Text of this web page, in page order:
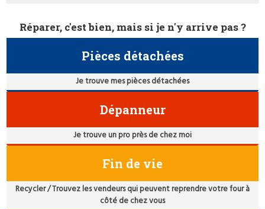
Réparer, c'est bien, mais si je n'y arrive pas ?
Pièces détachées
Je trouve mes pièces détachées
Dépanneur
Je trouve un pro près de chez moi
Fin de vie
Recycler / Trouvez les vendeurs qui peuvent reprendre votre four à
côté de chez vous